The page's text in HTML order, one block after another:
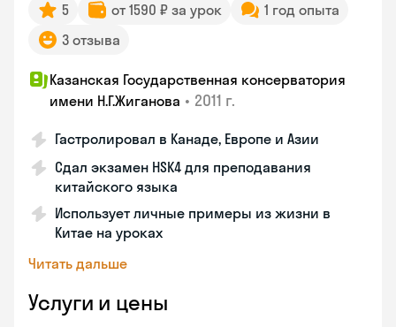
5 от 1590 ₽ за урок
1 год опыта
3 отзыва
Казанская Государственная консерватория
имени Н.Г.Жиганова • 2011 г.
Гастролировал в Канаде, Европе и Азии
Сдал экзамен HSK4 для преподавания
китайского языка
Использует личные примеры из жизни в
Китае на уроках
Читать дальше
Услуги и цены